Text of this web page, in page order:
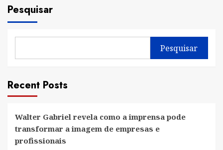
Pesquisar
Pesquisar
Recent Posts
Walter Gabriel revela como a imprensa pode
transformar a imagem de empresas e
profissionais